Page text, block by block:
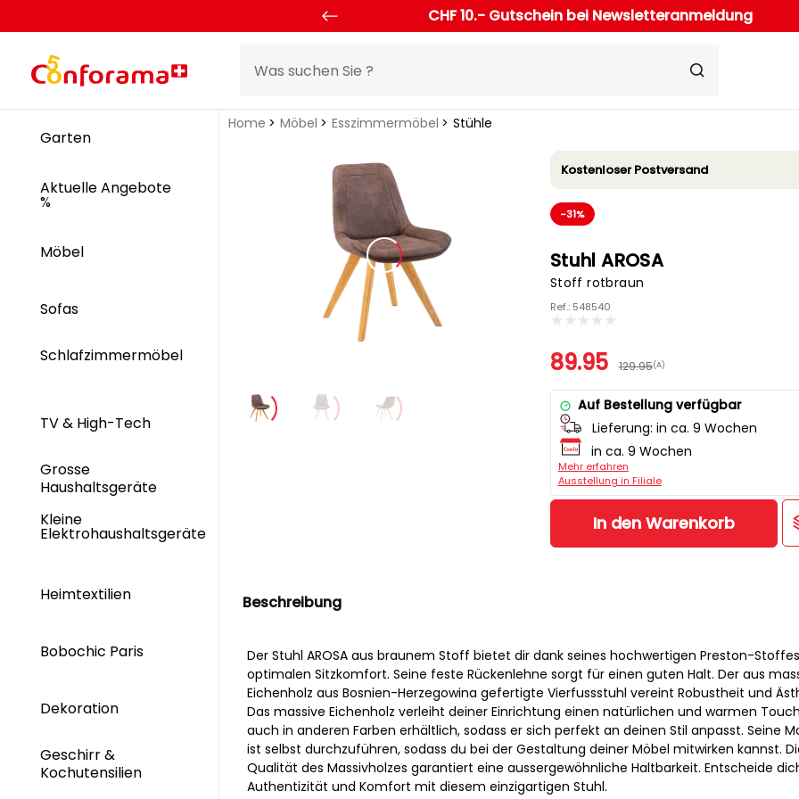
CHF 10.- Gutschein bei Newsletteranmeldung
Garten
Aktuelle Angebote
%
Möbel
Sofas
Schlafzimmermöbel
TV & High-Tech
Grosse
Haushaltsgeräte
Kleine
Elektrohaushaltsgeräte
Heimtextilien
Bobochic Paris
Dekoration
Geschirr &
Kochutensilien
Home Möbel Esszimmermöbel Stühle
Kostenloser Postversand
-31%
Stuhl AROSA
Stoff rotbraun
Ref.: 548540
89.95 129.95(A)
Auf Bestellung verfügbar
Lieferung: in ca. 9 Wochen
in ca. 9 Wochen
Mehr erfahren
Ausstellung in Filiale
In den Warenkorb
Beschreibung
Der Stuhl AROSA aus braunem Stoff bietet dir dank seines hochwertigen Preston-
optimalen Sitzkomfort. Seine feste Rückenlehne sorgt für einen guten Halt. Der aus
Eichenholz aus Bosnien-Herzegowina gefertigte Vierfussstuhl vereint Robustheit und
Das massive Eichenholz verleiht deiner Einrichtung einen natürlichen und warmen
auch in anderen Farben erhältlich, sodass er sich perfekt an deinen Stil anpasst. Seine
ist selbst durchzuführen, sodass du bei der Gestaltung deiner Möbel mitwirken kannst.
Qualität des Massivholzes garantiert eine aussergewöhnliche Haltbarkeit. Entscheide
Authentizität und Komfort mit diesem einzigartigen Stuhl.